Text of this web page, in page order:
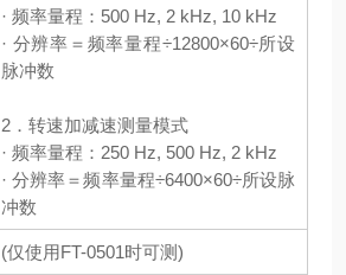
· 频率量程：500 Hz, 2 kHz, 10 kHz
· 分辨率＝频率量程÷12800×60÷所设
脉冲数
2．转速加减速测量模式
· 频率量程：250 Hz, 500 Hz, 2 kHz
· 分辨率＝频率量程÷6400×60÷所设脉
冲数
(仅使用FT-0501时可测)